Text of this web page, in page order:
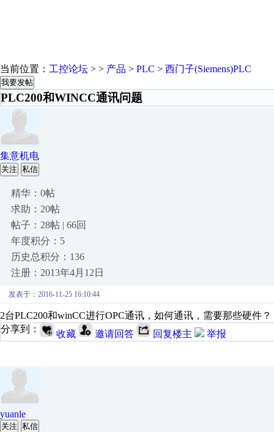
当前位置： 工控论坛 > > 产品 > PLC > 西门子(Siemens)PLC
我要发帖
PLC200和WINCC通讯问题
集意机电
关注 私信
精华：0帖
求助：20帖
帖子：28帖 | 66回
年度积分：5
历史总积分：136
注册：2013年4月12日
发表于：2016-11-25 16:10:44
2台PLC200和winCC进行OPC通讯，如何通讯，需要那些硬件？
分享到：
收藏 邀请回答 回复楼主 举报
yuanle
关注 私信